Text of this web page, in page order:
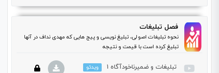
این بخش خصوصی می باشد. برای دسترسی کامل به دروس این
دوره باید این دوره را خریداری نمایید.
فصل تبلیغات
نحوه تبلیغات اصولی، تبلیغ نویسی و پیج هایی که مهدی نداف در آنها
تبلیغ کرده است با قیمت و نتیجه
تبلیغات و ضمیرناخودآگاه 1 ویدئو